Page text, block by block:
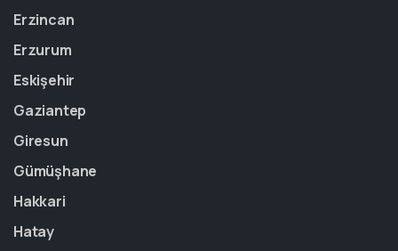
Erzincan
Erzurum
Eskişehir
Gaziantep
Giresun
Gümüşhane
Hakkari
Hatay